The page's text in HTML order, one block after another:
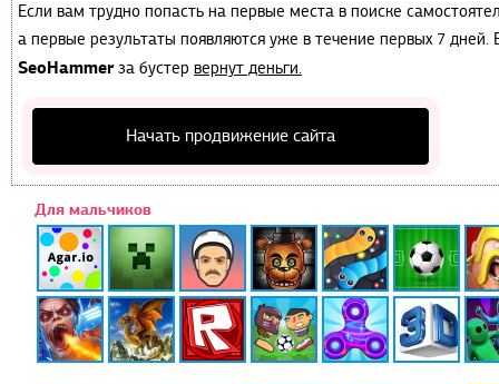
Если вам трудно попасть на первые места в поиске
а первые результаты появляются уже в течение первых 7
SeoHammerза бустер вернут деньги.
Начать продвижение сайта
Для мальчиков